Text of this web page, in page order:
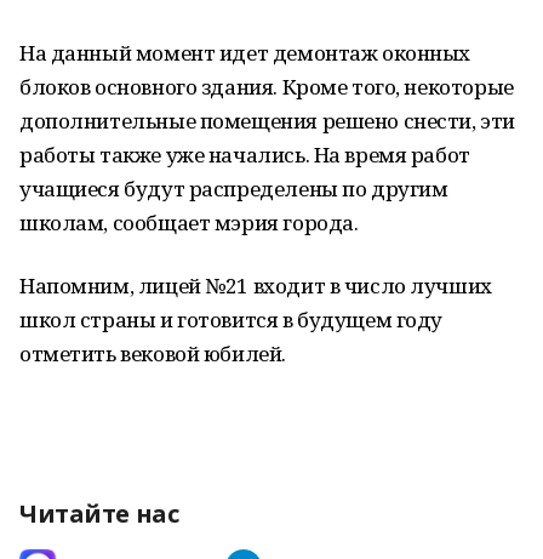
На данный момент идет демонтаж оконных
блоков основного здания. Кроме того, некоторые
дополнительные помещения решено снести, эти
работы также уже начались. На время работ
учащиеся будут распределены по другим
школам, сообщает мэрия города.
Напомним, лицей №21 входит в число лучших
школ страны и готовится в будущем году
отметить вековой юбилей.
Читайте нас